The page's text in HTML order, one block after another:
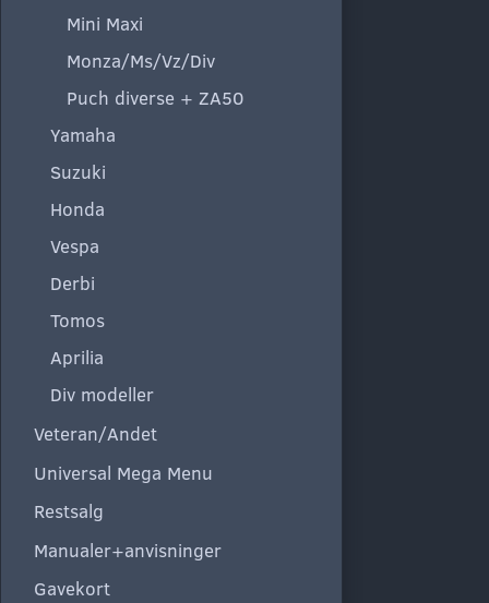
Mini Maxi
Monza/Ms/Vz/Div
Puch diverse + ZA50
Yamaha
Suzuki
Honda
Vespa
Derbi
Tomos
Aprilia
Div modeller
Veteran/Andet
Universal Mega Menu
Restsalg
Manualer+anvisninger
Gavekort